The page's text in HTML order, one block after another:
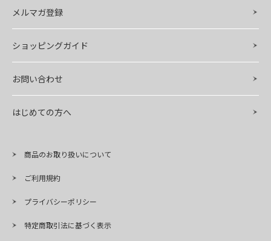
メルマガ登録
ショッピングガイド
お問い合わせ
はじめての方へ
商品のお取り扱いについて
ご利用規約
プライバシーポリシー
特定商取引法に基づく表示